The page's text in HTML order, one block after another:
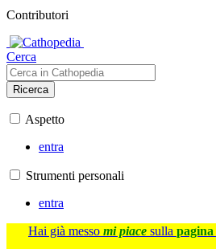
Contributori
Cerca
Ricerca
Aspetto
entra
Strumenti personali
entra
Hai già messo mi piace sulla pagina